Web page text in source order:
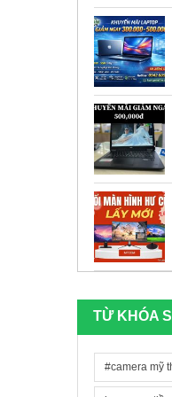
TỪ KHÓA
#camera mỹ